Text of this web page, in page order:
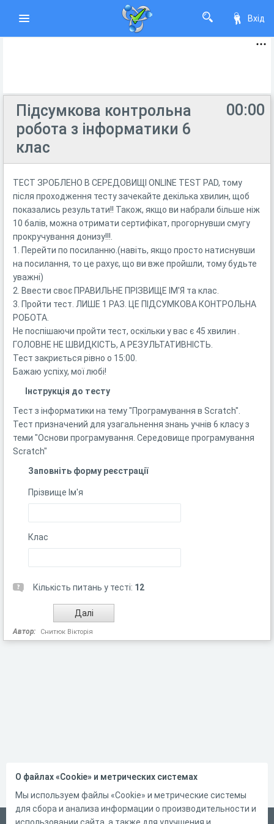
Вхід
00:00
Підсумкова контрольна
робота з інформатики 6
клас
ТЕСТ ЗРОБЛЕНО В СЕРЕДОВИЩІ ONLINE TEST PAD, тому
після проходження тесту зачекайте декілька хвилин, щоб
показались результати!! Також, якщо ви набрали більше ніж
10 балів, можна отримати сертифікат, прогорнувши смугу
прокручування донизу!!!.
1. Перейти по посиланню.(навіть, якщо просто натиснувши
на посилання, то це рахує, що ви вже пройшли, тому будьте
уважні)
2. Ввести своє ПРАВИЛЬНЕ ПРІЗВИЩЕ ІМ'Я та клас.
3. Пройти тест. ЛИШЕ 1 РАЗ. ЦЕ ПІДСУМКОВА КОНТРОЛЬНА
РОБОТА.
Не поспішаючи пройти тест, оскільки у вас є 45 хвилин .
ГОЛОВНЕ НЕ ШВИДКІСТЬ, А РЕЗУЛЬТАТИВНІСТЬ.
Тест закриється рівно о 15:00.
Бажаю успіху, мої любі!
Інструкція до тесту
Тест з інформатики на тему "Програмування в Scratch".
Тест призначений для узагальнення знань учнів 6 класу з
теми "Основи програмування. Середовище програмування
Scratch"
Заповніть форму реєстрації
Прізвище Ім'я
Клас
Кількість питань у тесті: 12
Автор: Снитюк Вікторія
О файлах «Cookie» и метрических системах
Мы используем файлы «Cookie» и метрические системы
для сбора и анализа информации о производительности и